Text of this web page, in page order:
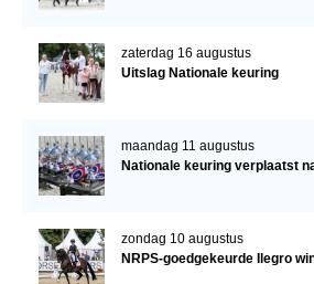
zaterdag 16 augustus
Uitslag Nationale keuring
maandag 11 augustus
Nationale keuring verplaatst
zondag 10 augustus
NRPS-goedgekeurde Ilegro